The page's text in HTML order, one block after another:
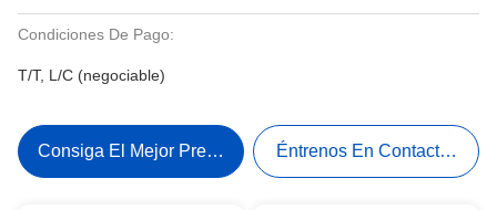
Condiciones De Pago:
T/T, L/C (negociable)
Consiga El Mejor Precio Éntrenos En Contacto Con